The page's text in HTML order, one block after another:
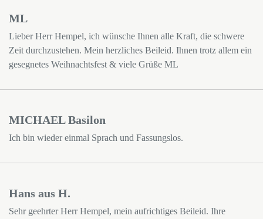
ML
Lieber Herr Hempel, ich wünsche Ihnen alle Kraft, die schwere
Zeit durchzustehen. Mein herzliches Beileid. Ihnen trotz allem ein
gesegnetes Weihnachtsfest & viele Grüße ML
MICHAEL Basilon
Ich bin wieder einmal Sprach und Fassungslos.
Hans aus H.
Sehr geehrter Herr Hempel, mein aufrichtiges Beileid. Ihre